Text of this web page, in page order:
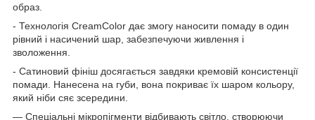
образ.
- Технологія CreamColor дає змогу наносити помаду в один
рівний і насичений шар, забезпечуючи живлення і
зволоження.
- Сатиновий фініш досягається завдяки кремовій консистенції
помади. Нанесена на губи, вона покриває їх шаром кольору,
який ніби сяє зсередини.
— Спеціальні мікропігменти відбивають світло, створюючи